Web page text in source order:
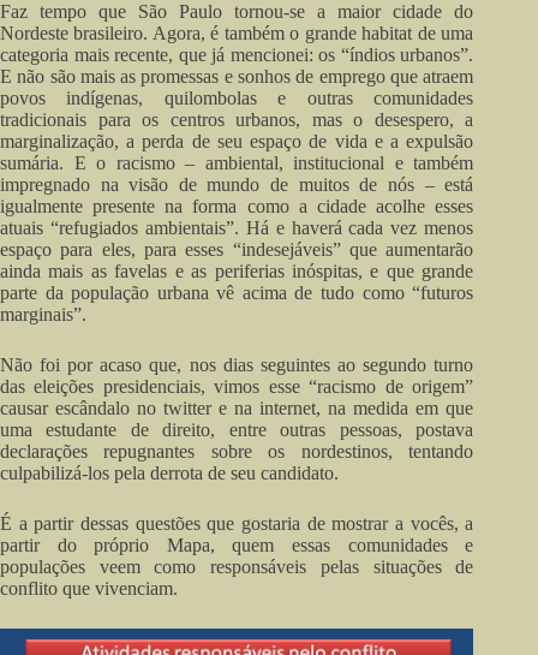
Faz tempo que São Paulo tornou-se a maior cidade do
Nordeste brasileiro. Agora, é também o grande habitat de uma
categoria mais recente, que já mencionei: os “índios urbanos”.
E não são mais as promessas e sonhos de emprego que atraem
povos indígenas, quilombolas e outras comunidades
tradicionais para os centros urbanos, mas o desespero, a
marginalização, a perda de seu espaço de vida e a expulsão
sumária. E o racismo – ambiental, institucional e também
impregnado na visão de mundo de muitos de nós – está
igualmente presente na forma como a cidade acolhe esses
atuais “refugiados ambientais”. Há e haverá cada vez menos
espaço para eles, para esses “indesejáveis” que aumentarão
ainda mais as favelas e as periferias inóspitas, e que grande
parte da população urbana vê acima de tudo como “futuros
marginais”.
Não foi por acaso que, nos dias seguintes ao segundo turno
das eleições presidenciais, vimos esse “racismo de origem”
causar escândalo no twitter e na internet, na medida em que
uma estudante de direito, entre outras pessoas, postava
declarações repugnantes sobre os nordestinos, tentando
culpabilizá-los pela derrota de seu candidato.
É a partir dessas questões que gostaria de mostrar a vocês, a
partir do próprio Mapa, quem essas comunidades e
populações veem como responsáveis pelas situações de
conflito que vivenciam.